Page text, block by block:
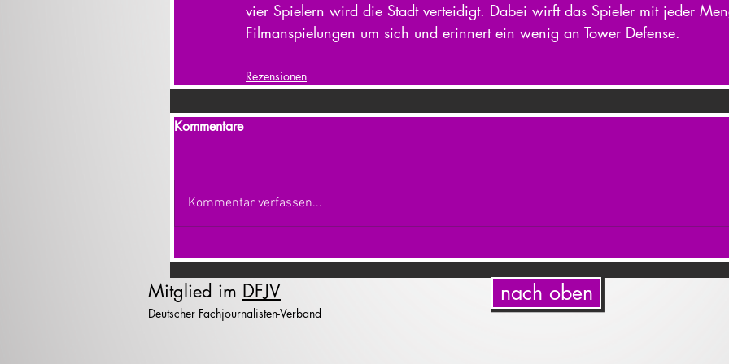
vier Spielern wird die Stadt verteidigt. Dabei wirft das Spieler mit jeder
Filmanspielungen um sich und erinnert ein wenig an Tower Defense.
Rezensionen
Kommentare
Kommentar verfassen...
Mitglied im DFJV
Deutscher Fachjournalisten-Verband
nach oben